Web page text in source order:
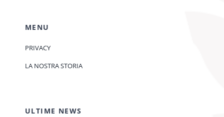
MENU
PRIVACY
LA NOSTRA STORIA
ULTIME NEWS